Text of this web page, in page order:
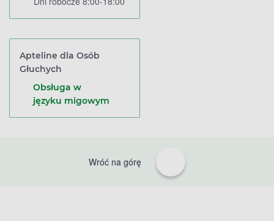
Apteline dla Osób
Głuchych
Obsługa w
języku migowym
Wróć na górę